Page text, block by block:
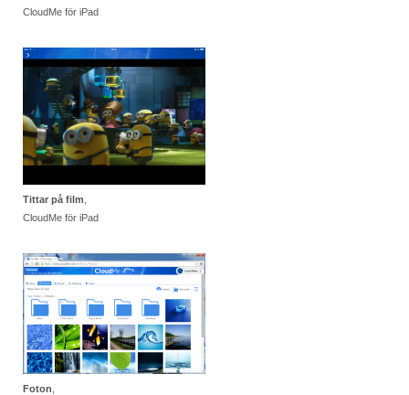
CloudMe för iPad
Tittar på film
CloudMe för iPad
Foton